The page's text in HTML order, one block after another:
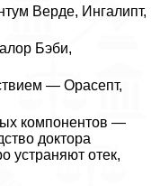
Верде, Ингалипт,
Бэби,
— Орасепт,
компонентов —
доктора
устраняют отек,